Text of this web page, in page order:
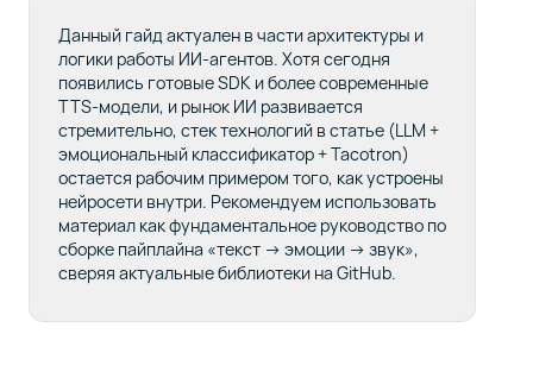
Тестируем 3 модели
Qwen: сравнение
производительности
и примеры
использования
список
Данный гайд актуален в части архитектуры и
логики работы ИИ-агентов. Хотя сегодня
появились готовые SDK и более современные
TTS-модели, и рынок ИИ развивается
стремительно, стек технологий в статье (LLM +
эмоциональный классификатор + Tacotron)
остается рабочим примером того, как устроены
нейросети внутри. Рекомендуем использовать
материал как фундаментальное руководство по
сборке пайплайна «текст → эмоции → звук»,
сверяя актуальные библиотеки на GitHub.